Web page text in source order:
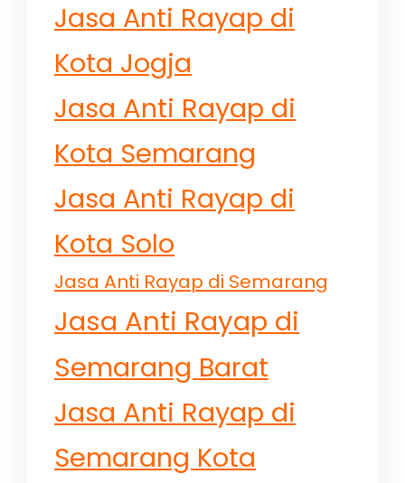
Jasa Anti Rayap di
Kota Jogja
Jasa Anti Rayap di
Kota Semarang
Jasa Anti Rayap di
Kota Solo
Jasa Anti Rayap di Semarang
Jasa Anti Rayap di
Semarang Barat
Jasa Anti Rayap di
Semarang Kota